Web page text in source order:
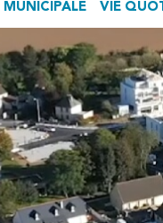
MUNICIPALE VIE